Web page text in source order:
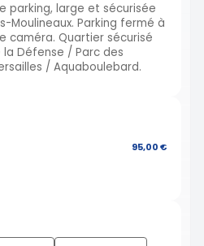
parking, large et sécurisée
Moulineaux. Parking fermé à
caméra. Quartier sécurisé
Défense / Parc des
/ Aquaboulebard.
95,00 €